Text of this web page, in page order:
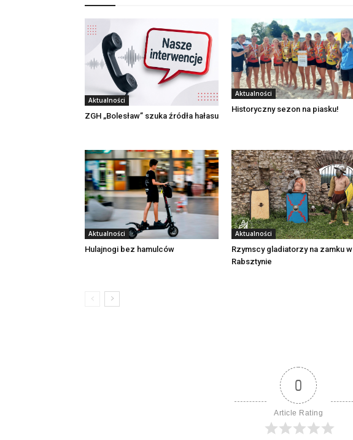
Aktualności
ZGH „Bolesław” szuka źródła hałasu
Aktualności
Historyczny sezon na piasku!
Aktualności
Hulajnogi bez hamulców
Aktualności
Rzymscy gladiatorzy na zamku w
Rabsztynie
0
Article Rating